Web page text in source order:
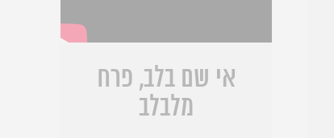
אי שם בלב, פרח
מלבלב